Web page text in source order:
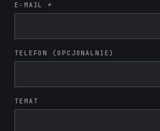
E-MAIL *
TELEFON (OPCJONALNIE)
TEMAT